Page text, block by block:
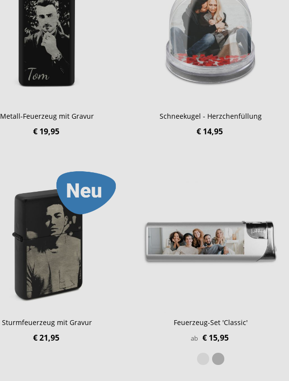
Metall-Feuerzeug mit Gravur
€ 19,95
Schneekugel - Herzchenfüllung
€ 14,95
Sturmfeuerzeug mit Gravur
€ 21,95
Feuerzeug-Set 'Classic'
ab € 15,95